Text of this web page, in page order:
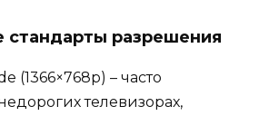
стандарты разрешения
(1366×768р) – часто
телевизорах,